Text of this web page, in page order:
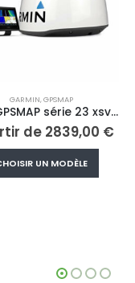
GARMIN,GPSMAP
Pack GPSMAP série 23 xsv + radar
de 2839,00 €
UN MODÈLE
Ce produit a plusieurs variations. Les options peuvent être choisies sur la page du produit